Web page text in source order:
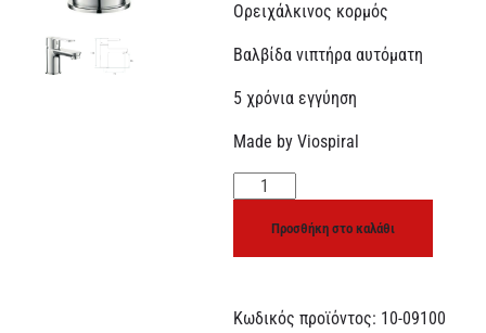
Ορειχάλκινος κορμός
Βαλβίδα νιπτήρα αυτόματη
5 χρόνια εγγύηση
Made by Viospiral
Προσθήκη στο καλάθι
Κωδικός προϊόντος: 10-09100